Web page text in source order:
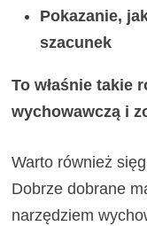
Pokazanie,
szacunek
To właśnie takie
wychowawczą i
Warto również
Dobrze dobrane
narzędziem